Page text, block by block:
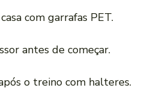
com garrafas PET.
antes de começar.
o treino com halteres.